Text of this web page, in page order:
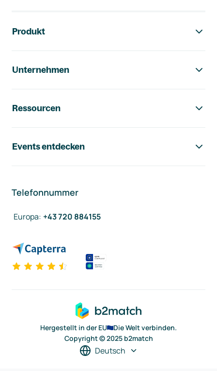
Produkt
Unternehmen
Ressourcen
Events entdecken
Telefonnummer
Europa: +43 720 884155
Hergestellt in der EU
Die Welt verbinden.
Copyright © 2025 b2match
Deutsch